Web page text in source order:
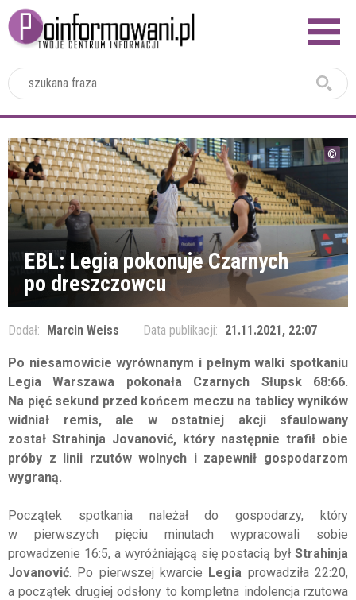
EBL: Legia pokonuje Czarnych
po dreszczowcu
Dodał: Marcin Weiss Data publikacji: 21.11.2021, 22:07
Po niesamowicie wyrównanym i pełnym walki spotkaniu
Legia Warszawa pokonała Czarnych Słupsk 68:66.
Na pięć sekund przed końcem meczu na tablicy wyników
widniał remis, ale w ostatniej akcji sfaulowany
został Strahinja Jovanović, który następnie trafił obie
próby z linii rzutów wolnych i zapewnił gospodarzom
wygraną.
Początek spotkania należał do gospodarzy, który
w pierwszych pięciu minutach wypracowali sobie
prowadzenie 16:5, a wyróżniającą się postacią był Strahinja
Jovanović . Po pierwszej kwarcie Legia prowadziła 22:20,
a początek drugiej odsłony to kompletna indolencja rzutowa